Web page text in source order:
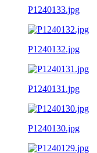
P1240133.jpg
P1240132.jpg
P1240131.jpg
P1240130.jpg